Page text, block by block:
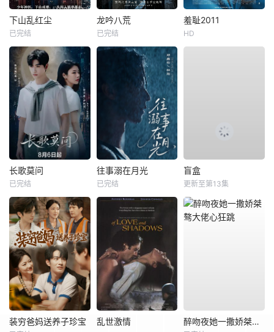
下山乱红尘
已完结
龙吟八荒
已完结
羞耻2011
HD
长歌莫问
已完结
往事溺在月光
已完结
盲盒
更新至第13集
装穷爸妈送养子珍宝 乱世激情 醉吻夜她一撒娇桀骜大佬心狂跳